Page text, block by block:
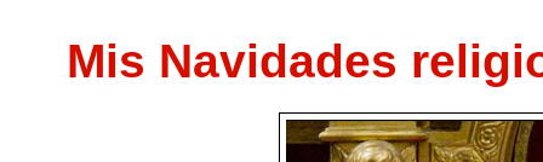
Mis Navidades